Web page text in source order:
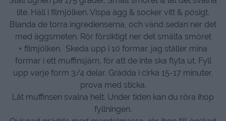
lite. Häll i filmjölken. Vispa ägg & socker vitt & pösigt.
Blanda de torra ingredienserna, och vänd sedan ner det
med äggsmeten. Rör försiktigt ner det smälta smöret
+ filmjölken. Skeda upp i 10 formar. jag ställer mina
formar i ett muffinsjärn, för att de inte ska flyta ut. Fyll
upp varje form 3/4 delar. Grädda i cirka 15-17 minuter,
prova med sticka.
Låt muffinsen svalna helt. Under tiden kan du röra ihop
fyllningen.